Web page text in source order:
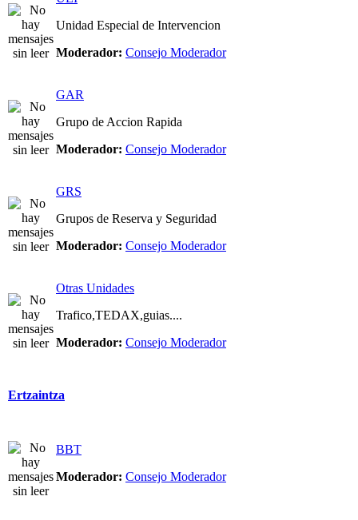
Unidad Especial de Intervencion
Moderador: Consejo Moderador
GAR
Grupo de Accion Rapida
Moderador: Consejo Moderador
GRS
Grupos de Reserva y Seguridad
Moderador: Consejo Moderador
Otras Unidades
Trafico,TEDAX,guias....
Moderador: Consejo Moderador
Ertzaintza
BBT
Moderador: Consejo Moderador